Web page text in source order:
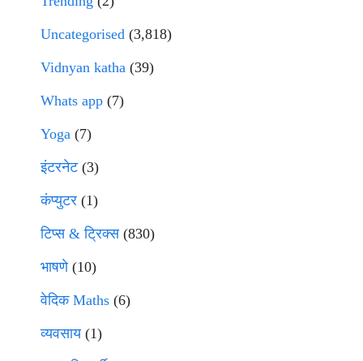
Uncategorised (3,818)
Vidnyan katha (39)
Whats app (7)
Yoga (7)
इंटरनेट(3)
कंप्युटर (1)
टिप्स & ट्रिक्स(830)
भाषणे(10)
वेदिक Maths (6)
व्यवसाय(1)